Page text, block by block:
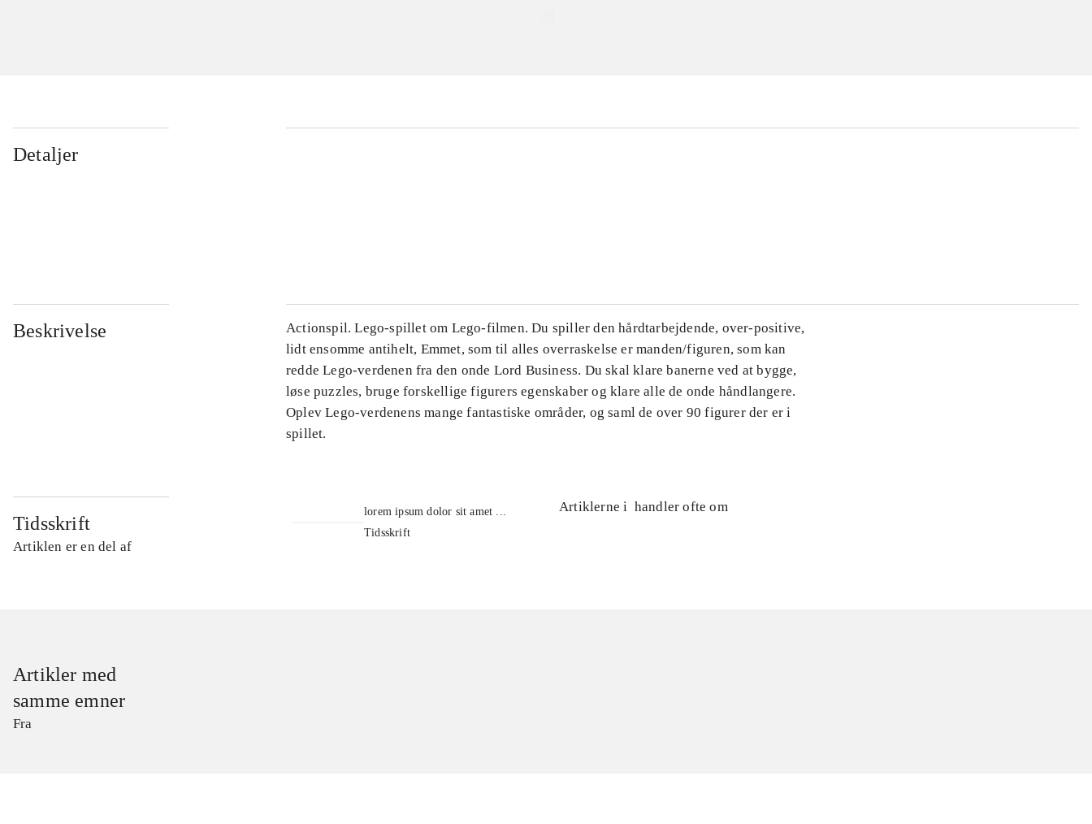
Detaljer
Beskrivelse
Actionspil. Lego-spillet om Lego-filmen. Du spiller den hårdtarbejdende, over-positive,
lidt ensomme antihelt, Emmet, som til alles overraskelse er manden/figuren, som kan
redde Lego-verdenen fra den onde Lord Business. Du skal klare banerne ved at bygge,
løse puzzles, bruge forskellige figurers egenskaber og klare alle de onde håndlangere.
Oplev Lego-verdenens mange fantastiske områder, og saml de over 90 figurer der er i
spillet.
Tidsskrift
Artiklen er en del af
lorem ipsum dolor sit amet ...
Tidsskrift
Artiklerne i handler ofte om
Artikler med
samme emner
Fra